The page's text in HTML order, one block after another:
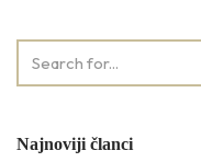
Najnoviji članci